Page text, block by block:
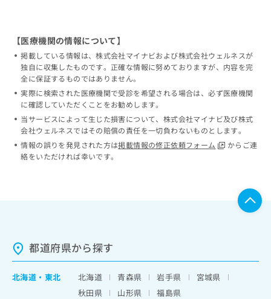
【医療機関の情報について】
掲載している情報は、株式会社マイナビおよび株式会社ウェルネスが
独自に収集したものです。正確な情報に努めておりますが、内容を完
全に保証するものではありません。
実際に検索された医療機関で受診を希望される場合は、必ず医療機関
に確認していただくことをお勧めします。
当サービスによって生じた損害について、株式会社マイナビ及び株式
会社ウェルネスではその賠償の責任を一切負わないものとします。
情報の誤りを発見された方は掲載情報の修正依頼フォーム
からご連
絡をいただければ幸いです。
都道府県から探す
北海道 ・ 東北 北海道 青森県 岩手県
宮城県
秋田県
山形県
福島県